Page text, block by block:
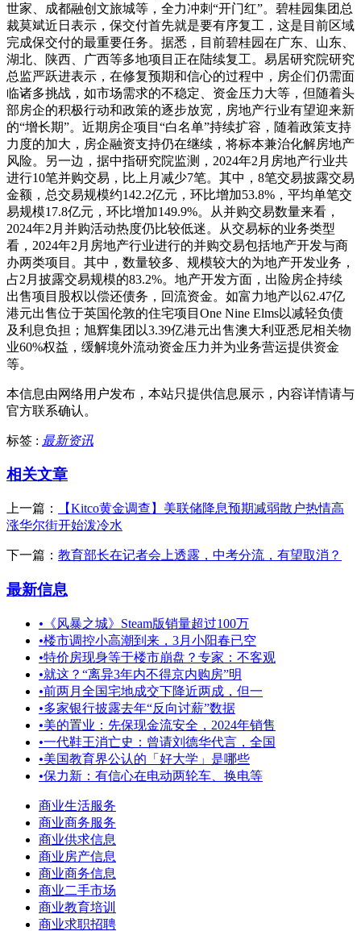
世家、成都融创文旅城等，全力冲刺“开门红”。碧桂园集团总
裁莫斌近日表示，保交付首先就是要有序复工，这是目前区域
完成保交付的最重要任务。据悉，目前碧桂园在广东、山东、
湖北、陕西、广西等多地项目正在陆续复工。易居研究院研究
总监严跃进表示，在修复预期和信心的过程中，房企们仍需面
临诸多挑战，如市场需求的不稳定、资金压力大等，但随着头
部房企的积极行动和政策的逐步放宽，房地产行业有望迎来新
的“增长期”。近期房企项目“白名单”持续扩容，随着政策支持
力度的加大，房企融资支持仍在继续，将标本兼治化解房地产
风险。另一边，据中指研究院监测，2024年2月房地产行业共
进行10笔并购交易，比上月减少7笔。其中，8笔交易披露交易
金额，总交易规模约142.2亿元，环比增加53.8%，平均单笔交
易规模17.8亿元，环比增加149.9%。从并购交易数量来看，
2024年2月并购活动热度仍比较低迷。从交易标的业务类型
看，2024年2月房地产行业进行的并购交易包括地产开发与商
办两类项目。其中，数量较多、规模较大的为地产开发业务，
占2月披露交易规模的83.2%。地产开发方面，出险房企持续
出售项目股权以偿还债务，回流资金。如富力地产以62.47亿
港元出售位于英国伦敦的住宅项目One Nine Elms以减轻负债
及利息负担；旭辉集团以3.39亿港元出售澳大利亚悉尼相关物
业60%权益，缓解境外流动资金压力并为业务营运提供资金
等。
本信息由网络用户发布， 本站只提供信息展示，内容详情请与
官方联系确认。
标签 : 最新资讯
相关文章
上一篇：
【Kitco黄金调查】美联储降息预期减弱散户热情高
涨华尔街开始泼冷水
下一篇： 教育部长在记者会上透露，中考分流，有望取消？
最新信息
• 《风暴之城》Steam版销量超过100万
•楼市调控小高潮到来，3月小阳春已空
•特价房现身等于楼市崩盘？专家：不客观
•就这？“离异3年内不得京内购房”明
•前两月全国宅地成交下降近两成，但一
•多家银行披露去年“反向讨薪”数据
•美的置业：先保现金流安全，2024年销售
•一代鞋王消亡史：曾请刘德华代言，全国
•美国教育界公认的「好大学」是哪些
•保力新：有信心在电动两轮车、换电等
商业生活服务
商业商务服务
商业供求信息
商业房产信息
商业商务信息
商业二手市场
商业教育培训
商业求职招聘